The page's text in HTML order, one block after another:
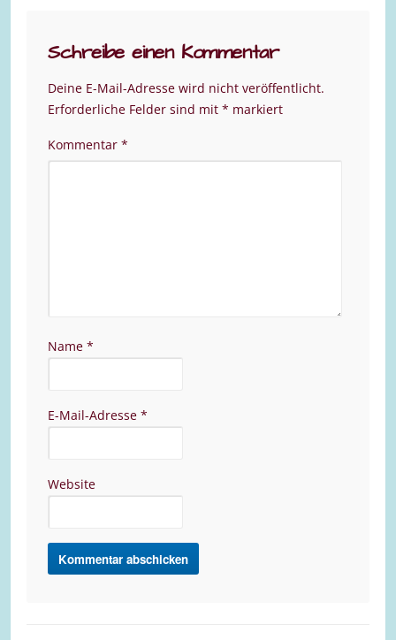
Schreibe einen Kommentar
Deine E-Mail-Adresse wird nicht veröffentlicht.
Erforderliche Felder sind mit * markiert
Kommentar *
Name *
E-Mail-Adresse *
Website